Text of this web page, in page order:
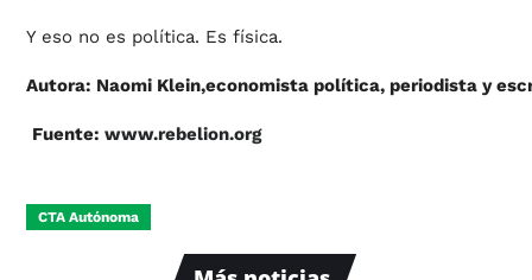
Y eso no es política. Es física.
Autora: Naomi Klein,economista política, periodista y
Fuente: www.rebelion.org
CTA Autónoma